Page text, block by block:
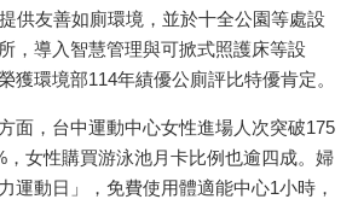
供友善如廁環境，並於十全公園等處設
，導入智慧管理與可掀式照護床等設
獲環境部114年績優公廁評比特優肯定。
面，台中運動中心女性進場人次突破175
，女性購買游泳池月卡比例也逾四成。婦
運動日」，免費使用體適能中心1小時，